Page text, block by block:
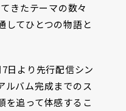
きたテーマの数々
してひとつの物語と
日より先行配信シン
ルバム完成までのス
を追って体感するこ